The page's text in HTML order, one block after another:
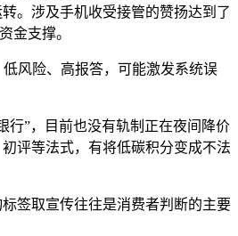
。涉及手机收受接管的赞扬达到了
金支撑。
风险、高报答，可能激发系统误
”，目前也没有轨制正在夜间降价
评等法式，有将低碳积分变成不法
签取宣传往往是消费者判断的主要